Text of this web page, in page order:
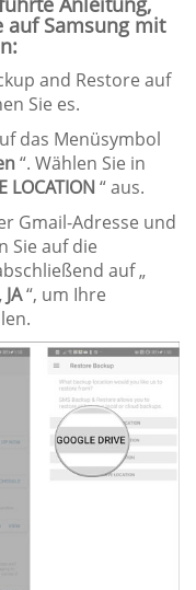
Samsung mit
and Restore auf
Sie es.
das Menüsymbol
“. Wählen Sie in
LOCATION“ aus.
Gmail-Adresse und
Sie auf die
auf „
JA“, um Ihre